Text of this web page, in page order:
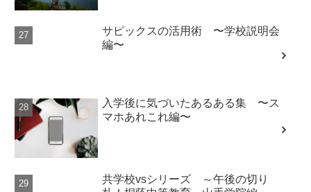
サピックスの活用術 〜学校説明会
編〜
入学後に気づいたあるある集 〜ス
マホあれこれ編〜
共学校vsシリーズ ～午後の切り